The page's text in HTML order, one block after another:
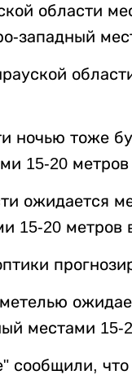
области
западный
ночью тоже
15-20 метров
ожидается
15-20 метров
местами 15-
сообщили,